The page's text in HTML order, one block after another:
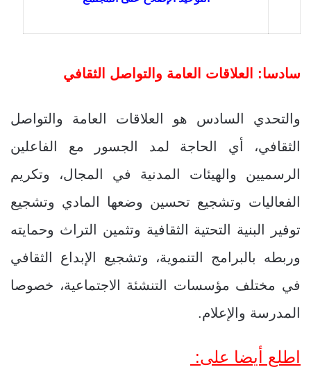
سادسا: العلاقات العامة والتواصل الثقافي
والتحدي السادس هو العلاقات العامة والتواصل
الثقافي، أي الحاجة لمد الجسور مع الفاعلين
الرسميين والهيئات المدنية في المجال، وتكريم
الفعاليات وتشجيع تحسين وضعها المادي وتشجيع
توفير البنية التحتية الثقافية وتثمين التراث وحمايته
وربطه بالبرامج التنموية، وتشجيع الإبداع الثقافي
في مختلف مؤسسات التنشئة الاجتماعية، خصوصا
المدرسة والإعلام.
اطلع أيضا على: